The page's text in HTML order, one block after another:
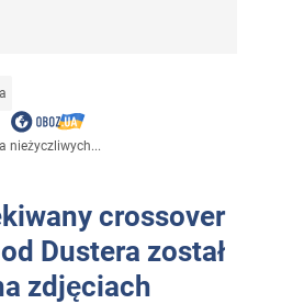
nieżyczliwych...
crossover
Dustera został
zdjęciach